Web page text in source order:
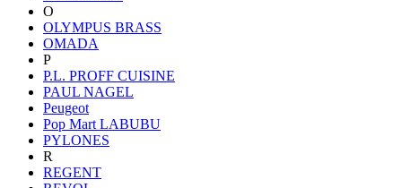
O
OLYMPUS BRASS
OMADA
P
P.L. PROFF CUISINE
PAUL NAGEL
Peugeot
Pop Mart LABUBU
PYLONES
R
REGENT